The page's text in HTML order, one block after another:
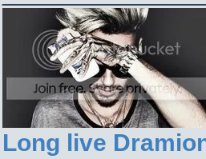
Long live